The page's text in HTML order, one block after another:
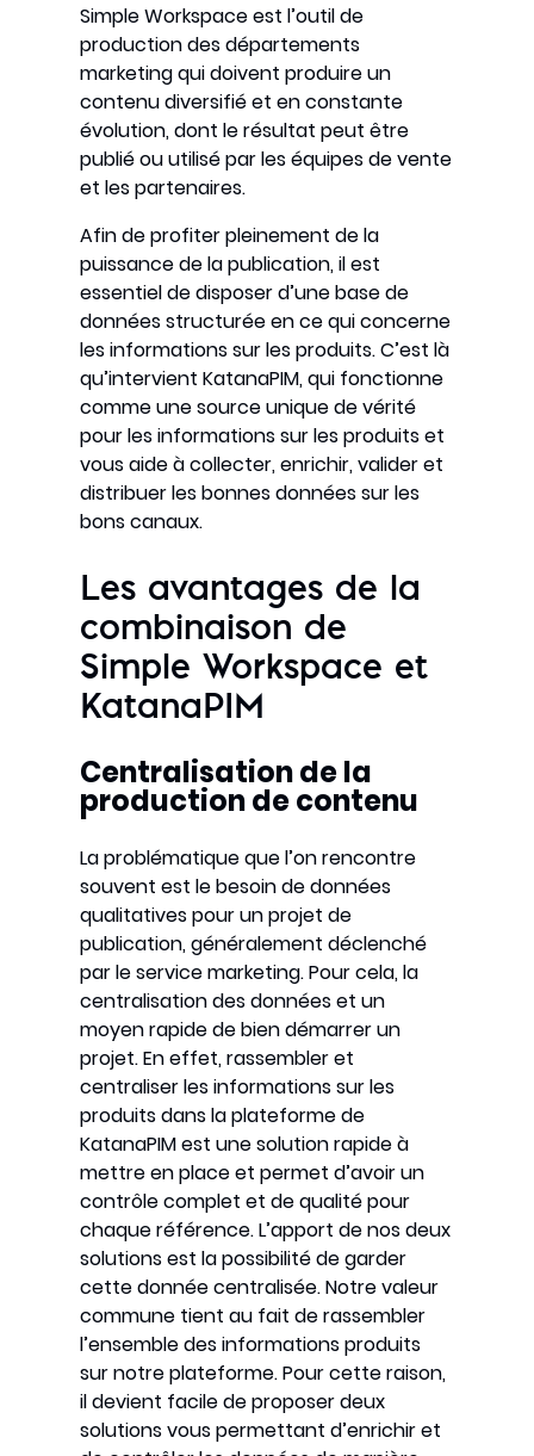
Simple Workspace est l’outil de
production des départements
marketing qui doivent produire un
contenu diversifié et en constante
évolution, dont le résultat peut être
publié ou utilisé par les équipes de vente
et les partenaires.
Afin de profiter pleinement de la
puissance de la publication, il est
essentiel de disposer d’une base de
données structurée en ce qui concerne
les informations sur les produits. C’est là
qu’intervient KatanaPIM, qui fonctionne
comme une source unique de vérité
pour les informations sur les produits et
vous aide à collecter, enrichir, valider et
distribuer les bonnes données sur les
bons canaux.
Les avantages de la
combinaison de
Simple Workspace et
KatanaPIM
Centralisation de la
production de contenu
La problématique que l’on rencontre
souvent est le besoin de données
qualitatives pour un projet de
publication, généralement déclenché
par le service marketing. Pour cela, la
centralisation des données et un
moyen rapide de bien démarrer un
projet. En effet, rassembler et
centraliser les informations sur les
produits dans la plateforme de
KatanaPIM est une solution rapide à
mettre en place et permet d’avoir un
contrôle complet et de qualité pour
chaque référence. L’apport de nos deux
solutions est la possibilité de garder
cette donnée centralisée. Notre valeur
commune tient au fait de rassembler
l’ensemble des informations produits
sur notre plateforme. Pour cette raison,
il devient facile de proposer deux
solutions vous permettant d’enrichir et